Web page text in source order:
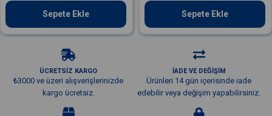
Sepete Ekle Sepete Ekle
ÜCRETSİZ KARGO
₺3000 ve üzeri alışverişlerinizde
kargo ücretsiz.
İADE VE DEĞİŞİM
Ürünleri 14 gün içerisinde iade
edebilir veya değişim yapabilirsiniz.